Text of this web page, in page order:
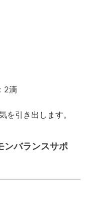
：2滴
を引き出します。
ンバランスサポ